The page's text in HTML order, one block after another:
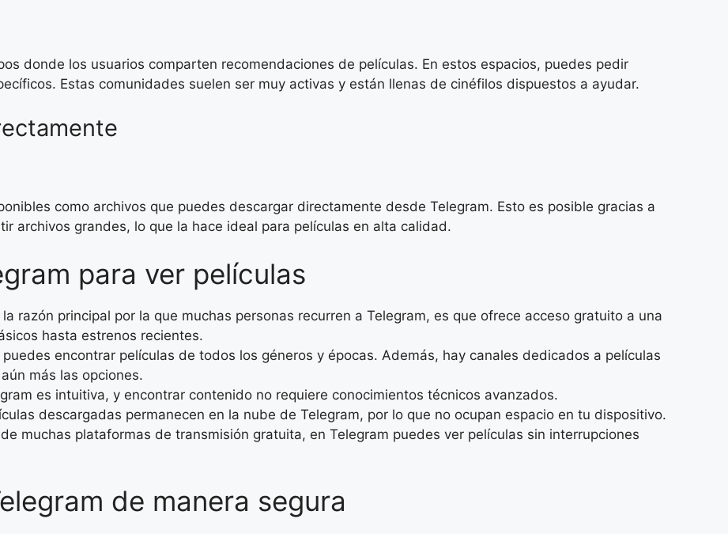
donde los usuarios comparten recomendaciones de películas. En estos espacios, puedes pedir
Estas comunidades suelen ser muy activas y están llenas de cinéfilos dispuestos a ayudar.
como archivos que puedes descargar directamente desde Telegram. Esto es posible gracias a
archivos grandes, lo que la hace ideal para películas en alta calidad.
para ver películas
razón principal por la que muchas personas recurren a Telegram, es que ofrece acceso gratuito a una
hasta estrenos recientes.
encontrar películas de todos los géneros y épocas. Además, hay canales dedicados a películas
más las opciones.
es intuitiva, y encontrar contenido no requiere conocimientos técnicos avanzados.
descargadas permanecen en la nube de Telegram, por lo que no ocupan espacio en tu dispositivo.
muchas plataformas de transmisión gratuita, en Telegram puedes ver películas sin interrupciones
de manera segura